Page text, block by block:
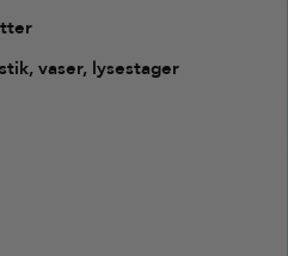
vaser, lysestager